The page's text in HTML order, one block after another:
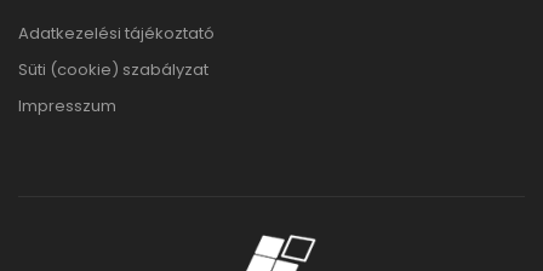
Adatkezelési tájékoztató
Süti (cookie) szabályzat
Impresszum